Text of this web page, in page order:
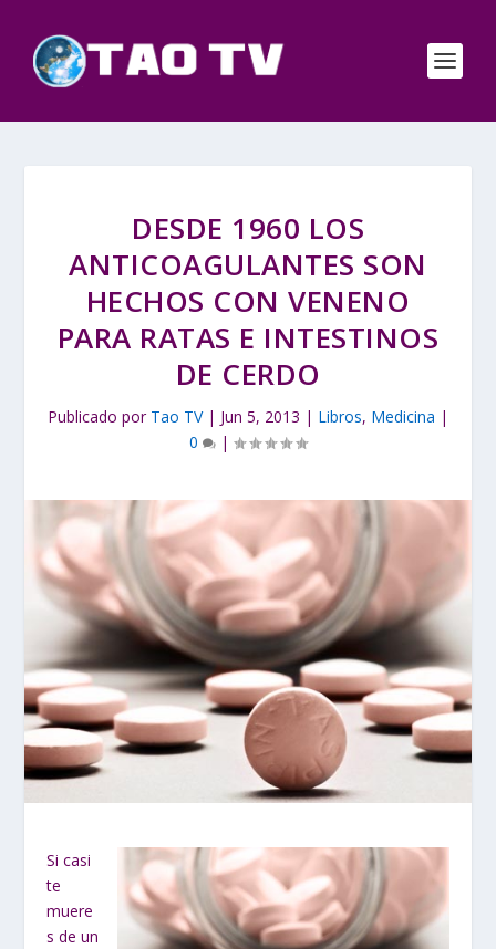
DESDE 1960 LOS
ANTICOAGULANTES SON
HECHOS CON VENENO
PARA RATAS E INTESTINOS
DE CERDO
Publicado por Tao TV| Jun 5, 2013 | Libros, Medicina |
0
|
Si casi
te
muere
s de un